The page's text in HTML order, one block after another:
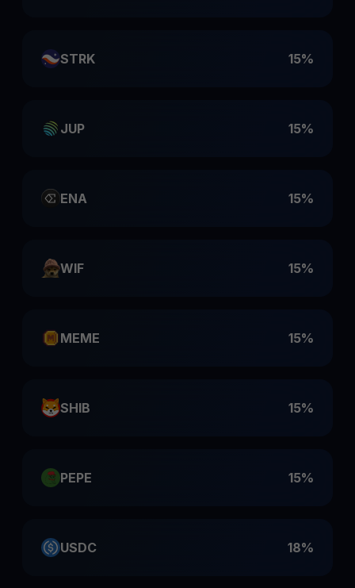
STRK 15%
JUP 15%
ENA 15%
WIF 15%
MEME 15%
SHIB 15%
PEPE 15%
USDC 18%